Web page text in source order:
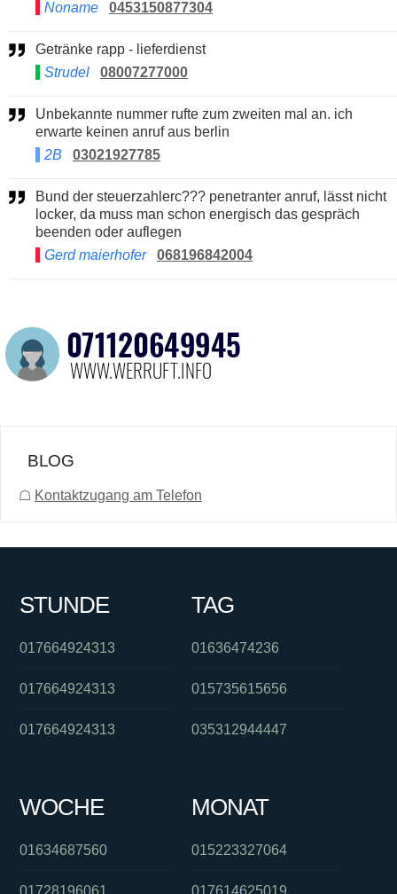
Noname
0453150877304
Getränke rapp - lieferdienst
Strudel
08007277000
Unbekannte nummer rufte zum zweiten mal an. ich
erwarte keinen anruf aus berlin
2B
03021927785
Bund der steuerzahlerc??? penetranter anruf, lässt nicht
locker, da muss man schon energisch das gespräch
beenden oder auflegen
Gerd maierhofer
068196842004
BLOG
☖ Kontaktzugang am Telefon
STUNDE
017664924313
017664924313
017664924313
TAG
01636474236
015735615656
035312944447
WOCHE
01634687560
01728196061
MONAT
015223327064
017614625019